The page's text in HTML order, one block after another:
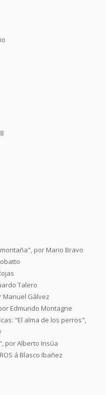
por Mario Bravo
Talero
Manuel Gálvez
Edmundo Montagne
"El alma de los perros",
por Alberto Insúa
á Blasco Ibañez